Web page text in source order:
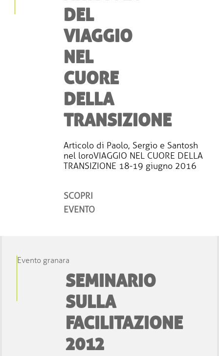
DEL
VIAGGIO
NEL
CUORE
DELLA
TRANSIZIONE
Articolo di Paolo, Sergio e Santosh
nel loro VIAGGIO NEL CUORE DELLA
TRANSIZIONE 18-19 giugno 2016
SCOPRI
EVENTO
Evento granara
SEMINARIO
SULLA
FACILITAZIONE
2012